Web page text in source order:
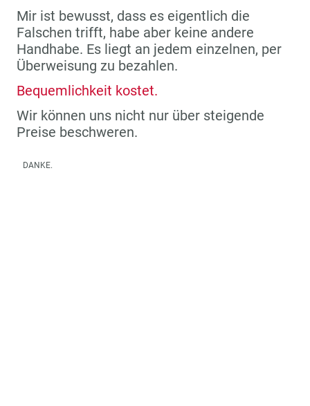
Mir ist bewusst, dass es eigentlich die
Falschen trifft, habe aber keine andere
Handhabe. Es liegt an jedem einzelnen, per
Überweisung zu bezahlen.
Bequemlichkeit kostet.
Wir können uns nicht nur über steigende
Preise beschweren.
DANKE.